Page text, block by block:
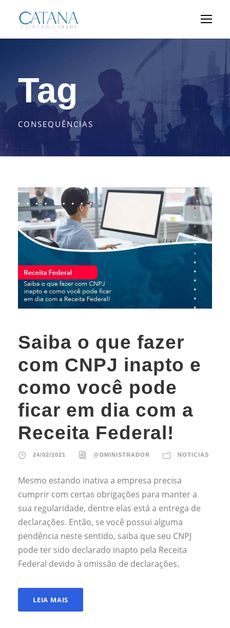
Tag
CONSEQUÊNCIAS
Saiba o que fazer
com CNPJ inapto e
como você pode
ficar em dia com a
Receita Federal!
24/02/2021 @DMINISTRADOR NOTICIAS
Mesmo estando inativa a empresa precisa
cumprir com certas obrigações para manter a
sua regularidade, dentre elas está a entrega de
declarações. Então, se você possui alguma
pendência neste sentido, saiba que seu CNPJ
pode ter sido declarado inapto pela Receita
Federal devido à omissão de declarações.
LEIA MAIS